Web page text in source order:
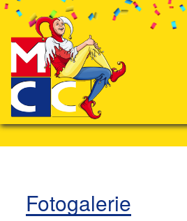
Fotogalerie